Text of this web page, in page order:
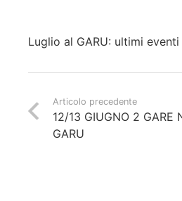
Luglio al GARU: ultimi
Articolo precedente
12/13 GIUGNO 2 GARE
GARU